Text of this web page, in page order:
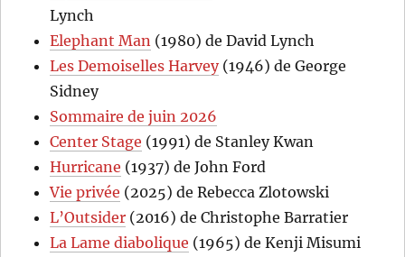
Lynch
Elephant Man (1980) de David Lynch
Les Demoiselles Harvey(1946) de George
Sidney
Sommaire de juin 2026
Center Stage (1991) de Stanley Kwan
Hurricane (1937) de John Ford
Vie privée (2025) de Rebecca Zlotowski
L’Outsider (2016) de Christophe Barratier
La Lame diabolique (1965) de Kenji Misumi